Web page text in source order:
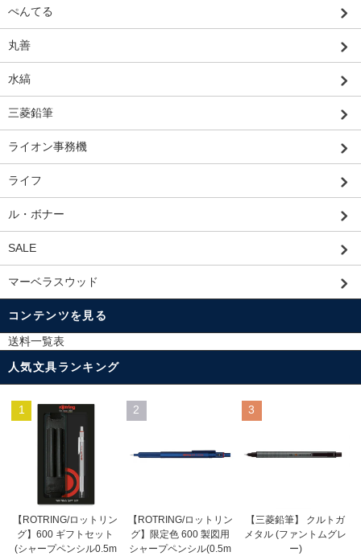
ぺんてる
丸善
水縞
三菱鉛筆
ライオン事務機
ライフ
ル・ボナー
SALE
マーベラスウッド
コンテンツを見る
送料一覧表
人気文具ランキング
1
【ROTRING/ロットリン
グ】600 ギフトセット
(シャープペンシル0.5m
2
【ROTRING/ロットリン
グ】限定色 600 製図用
シャープペンシル(0.5m
3
【三菱鉛筆】 クルトガ
メタル (ファントムグレ
ー)